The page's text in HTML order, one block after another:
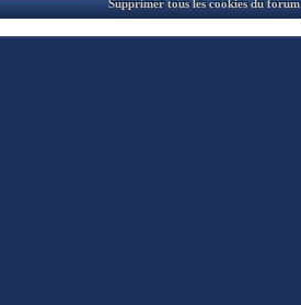
Supprimer tous les cookies du forum